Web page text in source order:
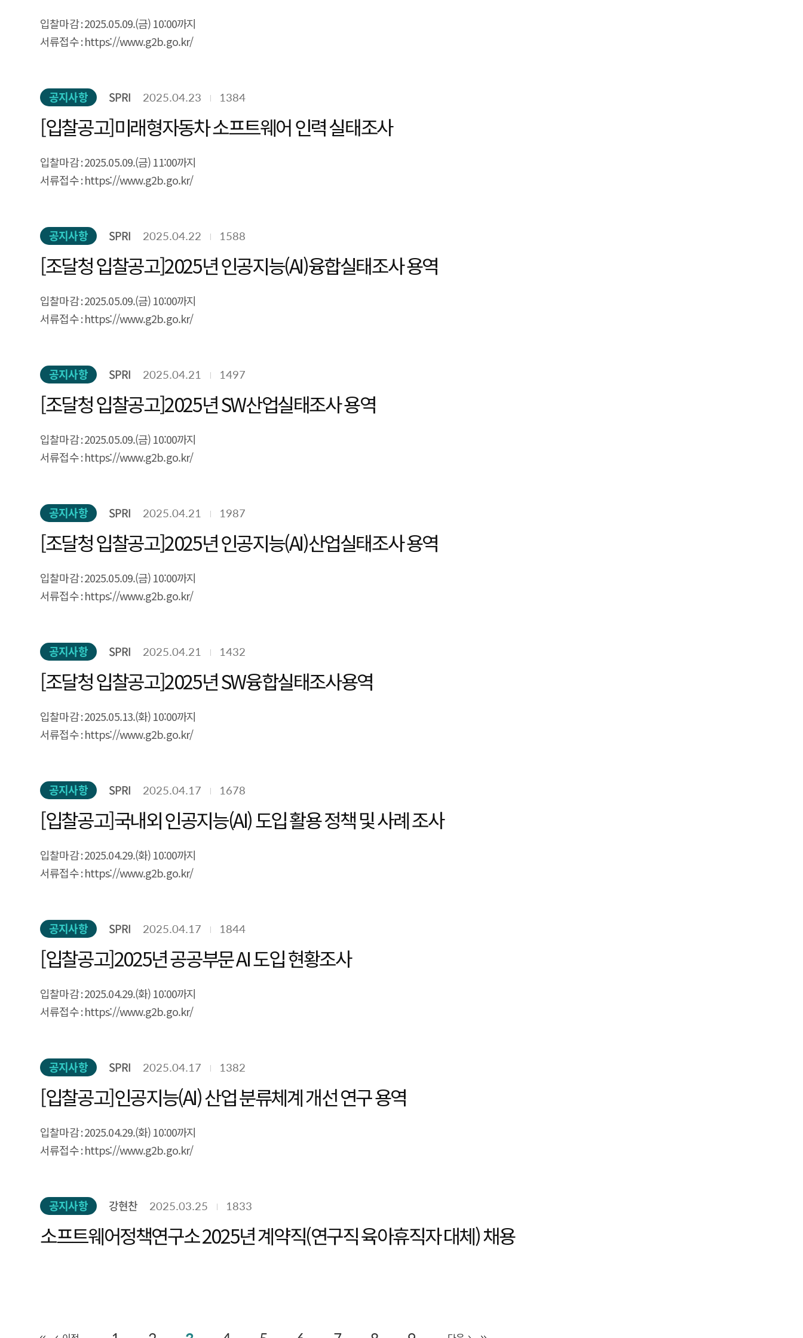
입찰마감 : 2025.05.09.(금) 10:00까지
서류접수 : https://www.g2b.go.kr/
공지사항 SPRI 2025.04.23 1384
[입찰공고]미래형자동차 소프트웨어 인력 실태조사
입찰마감 : 2025.05.09.(금) 11:00까지
서류접수 : https://www.g2b.go.kr/
공지사항 SPRI 2025.04.22 1588
[조달청 입찰공고]2025년 인공지능(AI)융합실태조사 용역
입찰마감 : 2025.05.09.(금) 10:00까지
서류접수 : https://www.g2b.go.kr/
공지사항 SPRI 2025.04.21 1497
[조달청 입찰공고]2025년 SW산업실태조사 용역
입찰마감 : 2025.05.09.(금) 10:00까지
서류접수 : https://www.g2b.go.kr/
공지사항 SPRI 2025.04.21 1987
[조달청 입찰공고]2025년 인공지능(AI)산업실태조사 용역
입찰마감 : 2025.05.09.(금) 10:00까지
서류접수 : https://www.g2b.go.kr/
공지사항 SPRI 2025.04.21 1432
[조달청 입찰공고]2025년 SW융합실태조사용역
입찰마감 : 2025.05.13.(화) 10:00까지
서류접수 : https://www.g2b.go.kr/
공지사항 SPRI 2025.04.17 1678
[입찰공고]국내외 인공지능(AI) 도입 활용 정책 및 사례 조사
입찰마감 : 2025.04.29.(화) 10:00까지
서류접수 : https://www.g2b.go.kr/
공지사항 SPRI 2025.04.17 1844
[입찰공고]2025년 공공부문 AI 도입 현황조사
입찰마감 : 2025.04.29.(화) 10:00까지
서류접수 : https://www.g2b.go.kr/
공지사항 SPRI 2025.04.17 1382
[입찰공고]인공지능(AI) 산업 분류체계 개선 연구 용역
입찰마감 : 2025.04.29.(화) 10:00까지
서류접수 : https://www.g2b.go.kr/
공지사항 강현찬 2025.03.25 1833
소프트웨어정책연구소 2025년 계약직(연구직 육아휴직자 대체) 채용